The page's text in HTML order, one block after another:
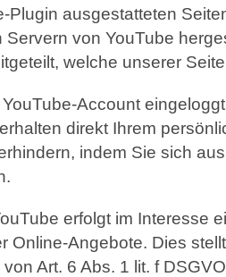
Plugin ausgestatteten
von YouTube
welche unserer
Account
direkt Ihrem
indem Sie sich
erfolgt im Interesse
Online-Angebote. Dies
Art. 6 Abs. 1 lit. f